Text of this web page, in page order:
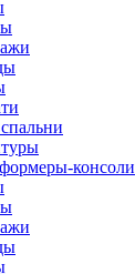
консоли